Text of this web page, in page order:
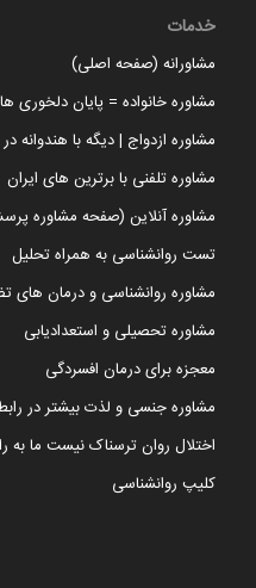
خدمات
مشاورانه (صفحه اصلی)
مشاوره خانواده = پایان دلخوری
مشاوره ازدواج | دیگه با هندوانه
مشاوره تلفنی با برترین های ایران
مشاوره آنلاین (صفحه مشاوره
تست روانشناسی به همراه تحلیل
مشاوره روانشناسی و درمان های
مشاوره تحصیلی و استعدادیابی
معجزه برای درمان افسردگی
مشاوره جنسی و لذت بیشتر در
اختلال روان ترسناک نیست ما به
کلیپ روانشناسی